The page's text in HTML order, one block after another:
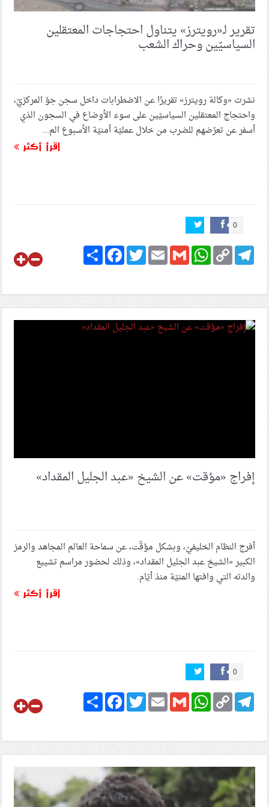
تقرير لـ«رويترز» يتناول احتجاجات المعتقلين
السياسيّين وحراك الشعب
نشرت «وكالة رويترز» تقريرًا عن الاضطرابات داخل سجن جوّ المركزيّ،
واحتجاج المعتقلين السياسيّين على سوء الأوضاع في السجون الذي
أسفر عن تعرّضهم للضرب من خلال عمليّة أمنيّة الأسبوع الم...
اقرأ أكثر
0
ShareFacebookTwitterEmailGmail
WhatsApp Copy
Link
Telegram
إفراج «مؤقت» عن الشيخ «عبد الجليل المقداد»
أفرج النظام الخليفيّ، وبشكل مؤقّت، عن سماحة العالم المجاهد والرمز
الكبير «الشيخ عبد الجليل المقداد»، وذلك لحضور مراسم تشييع
والدته التي وافتها المنيّة منذ أيّام.
اقرأ أكثر
0
ShareFacebookTwitterEmailGmail
WhatsApp Copy
Link
Telegram